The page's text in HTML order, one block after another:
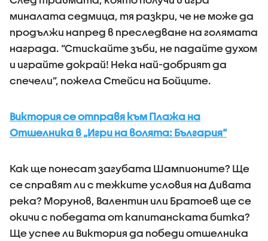
миналата седмица, тя разкри, че не може да
продължи напред в преследване на голямата
награда. “Стискайте зъби, не падайте духом
и играйте докрай! Нека най-добрият да
спечели”, пожела Стейси на Бойците.
Виктория се отправя към Плажа на
Отшелника в „Игри на волята: България“
Как ще понесат загубата Шампионите? Ще
се справят ли с тежките условия на Дивата
река? Морунов, Валентин или Братоев ще се
окичи с победата от капитанската битка?
Ще успее ли Виктория да победи отшелника